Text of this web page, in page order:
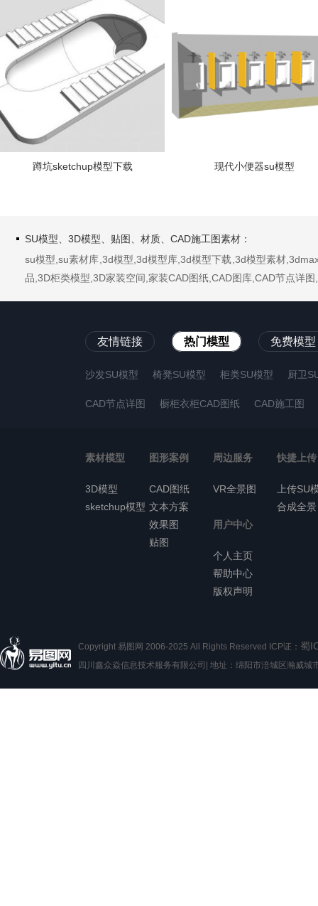
蹲坑sketchup模型下载 现代小便器su模型
SU模型、3D模型、贴图、材质、CAD施工图素材：
su模型,su素材库,3d模型,3d模型库,3d模型下载,3d模型素材
品,3D柜类模型,3D家装空间,家装CAD图纸,CAD图库,CAD节点详
友情链接 热门模型 免费模型
沙发SU模型 椅凳SU模型 柜类SU模型 厨卫
CAD节点详图 橱柜衣柜CAD图纸 CAD施工图
素材模型
3D模型
sketchup模型
图形案例
CAD图纸
文本方案
效果图
贴图
周边服务
VR全景图
快捷上传
上传SU
合成全景
用户中心
个人主页
帮助中心
版权声明
Copyright 易图网 2006-2025 All Rights Reserved ICP证： 蜀
四川鑫众焱信息技术服务有限公司| 地址：绵阳市涪城区瀚威城